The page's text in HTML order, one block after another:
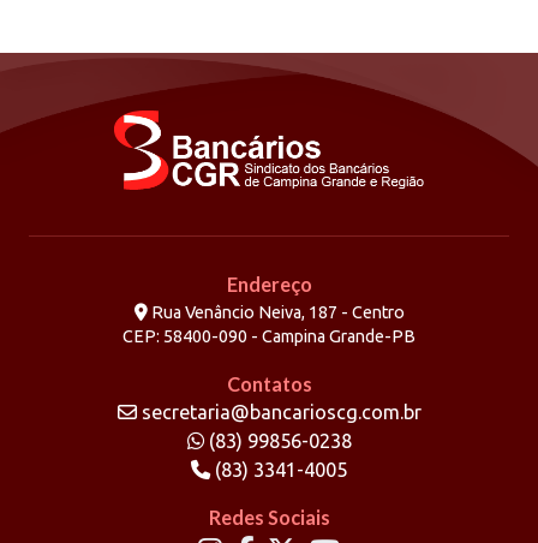
Endereço
Rua Venâncio Neiva, 187 - Centro
CEP: 58400-090 - Campina Grande-PB
Contatos
secretaria@bancarioscg.com.br
(83) 99856-0238
(83) 3341-4005
Redes Sociais